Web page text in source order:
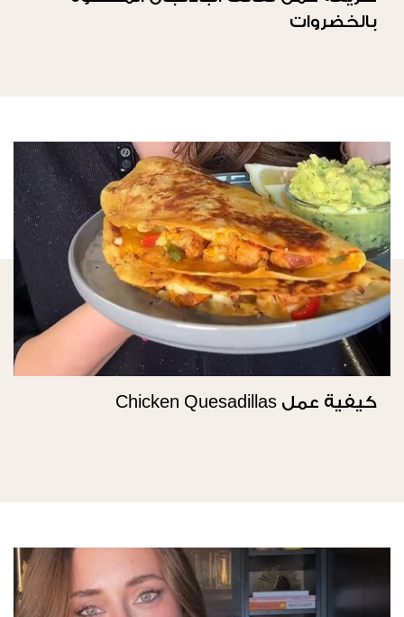
بالخضروات
كيفية عمل Chicken Quesadillas